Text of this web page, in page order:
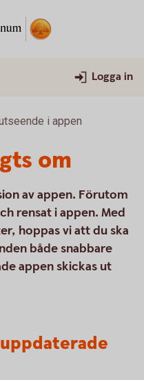
Logga in
i appen
om
av appen. Förutom
rensat i appen. Med
hoppas vi att du ska
både snabbare
appen skickas ut